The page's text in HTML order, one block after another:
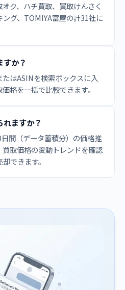
ク、ハチ買取、買取けんさく
グ、TOMIYA富屋の計31社に
すか？
はASINを検索ボックスに入
格を一括で比較できます。
れますか？
間（データ蓄積分）の価格推
取価格の変動トレンドを確認
できます。